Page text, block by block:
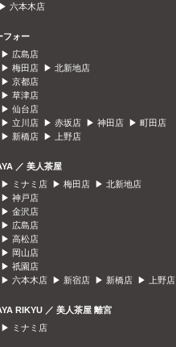
六本木店
フォー
▶ 広島店
▶ 梅田店 ▶ 北新地店
▶ 京都店
▶ 草津店
▶ 仙台店
▶ 立川店 ▶ 赤坂店 ▶ 神田店 ▶ 町田店
▶ 新橋店 ▶ 上野店
／ 美人茶屋
▶
ミナミ店 ▶ 梅田店 ▶ 北新地店
▶ 神戸店
▶ 金沢店
▶ 広島店
▶ 高松店
▶ 岡山店
▶ 祇園店
▶ 六本木店 ▶ 新宿店 ▶ 新橋店 ▶ 上野店
RIKYU ／ 美人茶屋 離宮
▶
ミナミ店